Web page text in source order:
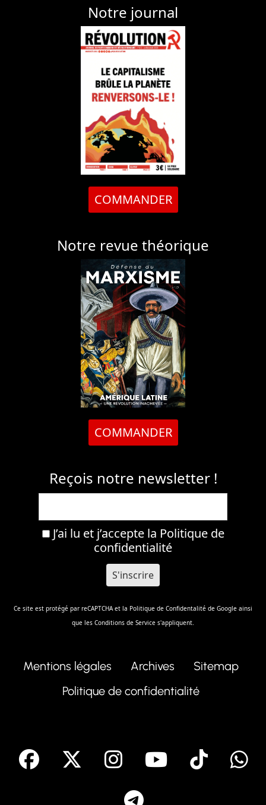
Notre journal
COMMANDER
Notre revue théorique
COMMANDER
Reçois notre newsletter !
J’ai lu et j’accepte la Politique de
confidentialité
Ce site est protégé par reCAPTCHA et la Politique de Confidentalité de Google ainsi
que les Conditions de Service s'appliquent.
Mentions légales Archives
Sitemap
Politique de confidentialité
facebook Instagram
Youtube
Tik